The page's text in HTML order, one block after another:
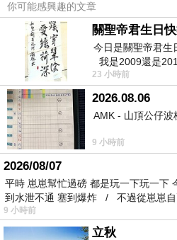
作者長期閱讀而悟出的一
的閱讀方法，搭配深入淺
研究的編排，讓你一步步
你所不知道或欠缺的閱讀技
書中所詳解的閱讀規則
竟那要讀者親自去翻閱才
循序漸進的書也不適合速
點寫出來，那都有違讀者
解、自己去獲得，但書中
動的閱讀，是一個很值得
動積極的閱讀一本書，否
你可能感興趣的文章
關聖帝君生日
今日是關聖帝君生
我是2009還是
一個奇摩交友的網
23 小時前
2026.08.06
AMK - 山頂公仔波
9 小時前
2026/08/07
平時 崽崽幫忙過磅 都是玩一下玩一下
到水泄不通 塞到爆炸 / 不過從崽崽自
9 小時前
立秋